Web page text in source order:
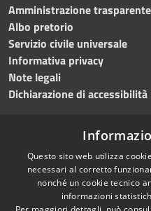
Amministrazione trasparente
Albo pretorio
Servizio civile universale
Informativa privacy
Note legali
Dichiarazione di accessibilità
RSS
Accessibilità
Questo sito web utilizza
necessari al corretto
nonché un cookie tecnico
informazioni